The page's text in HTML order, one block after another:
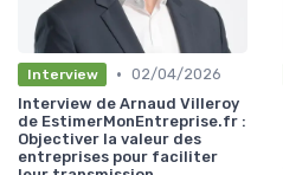
Interview • 02/04/2026
Interview de Arnaud Villeroy
de EstimerMonEntreprise.fr :
Objectiver la valeur des
entreprises pour faciliter